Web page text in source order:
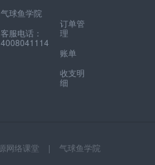
气球鱼学院
客服电话：
4008041114
订单管
理
账单
收支明
细
网络课堂 |
气球鱼学院